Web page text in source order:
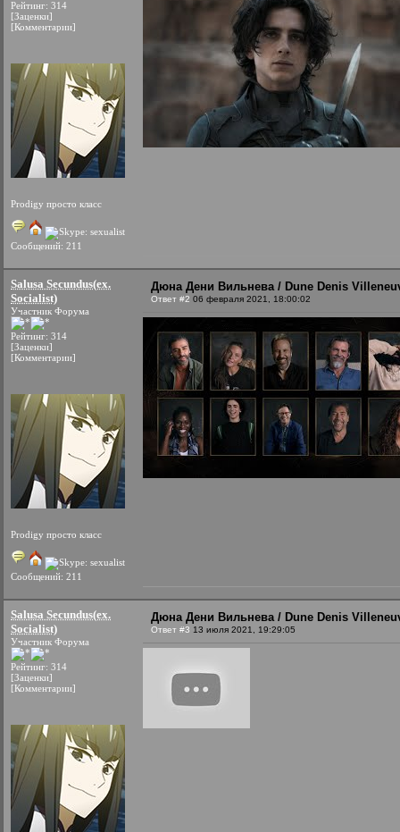
Рейтинг: 314
[Заценки]
[Комментарии]
Prodigy просто класс
Сообщений: 211
Salusa Secundus(ex.
Socialist)
Участник Форума
Рейтинг: 314
[Заценки]
[Комментарии]
Prodigy просто класс
Сообщений: 211
Дюна Дени Вильнева / Dune Denis
Ответ #2 06 февраля 2021, 18:00:02
Salusa Secundus(ex.
Socialist)
Участник Форума
Рейтинг: 314
[Заценки]
[Комментарии]
Дюна Дени Вильнева / Dune Denis
Ответ #3 13 июля 2021, 19:29:05